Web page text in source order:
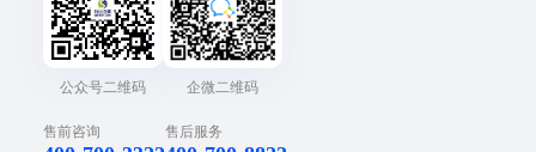
公众号二维码 企微二维码
售前咨询 售后服务